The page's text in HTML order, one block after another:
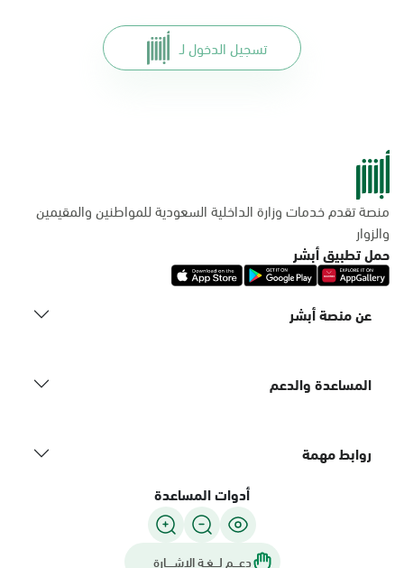
تسجيل الدخول لـ
منصة تقدم خدمات وزارة الداخلية السعودية للمواطنين والمقيمين
والزوار
حمل تطبيق أبشر
عن منصة أبشر
المساعدة والدعم
روابط مهمة
أدوات المساعدة
دعـــم لـــغـة الاشــــارة